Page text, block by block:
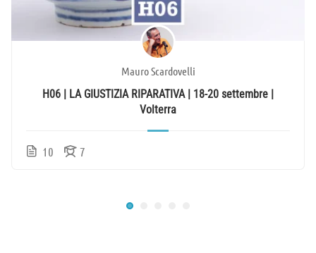
Mauro Scardovelli
H06 | LA GIUSTIZIA RIPARATIVA | 18-20 settembre |
Volterra
10 7